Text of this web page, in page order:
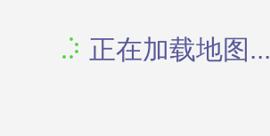
正在加载地图...